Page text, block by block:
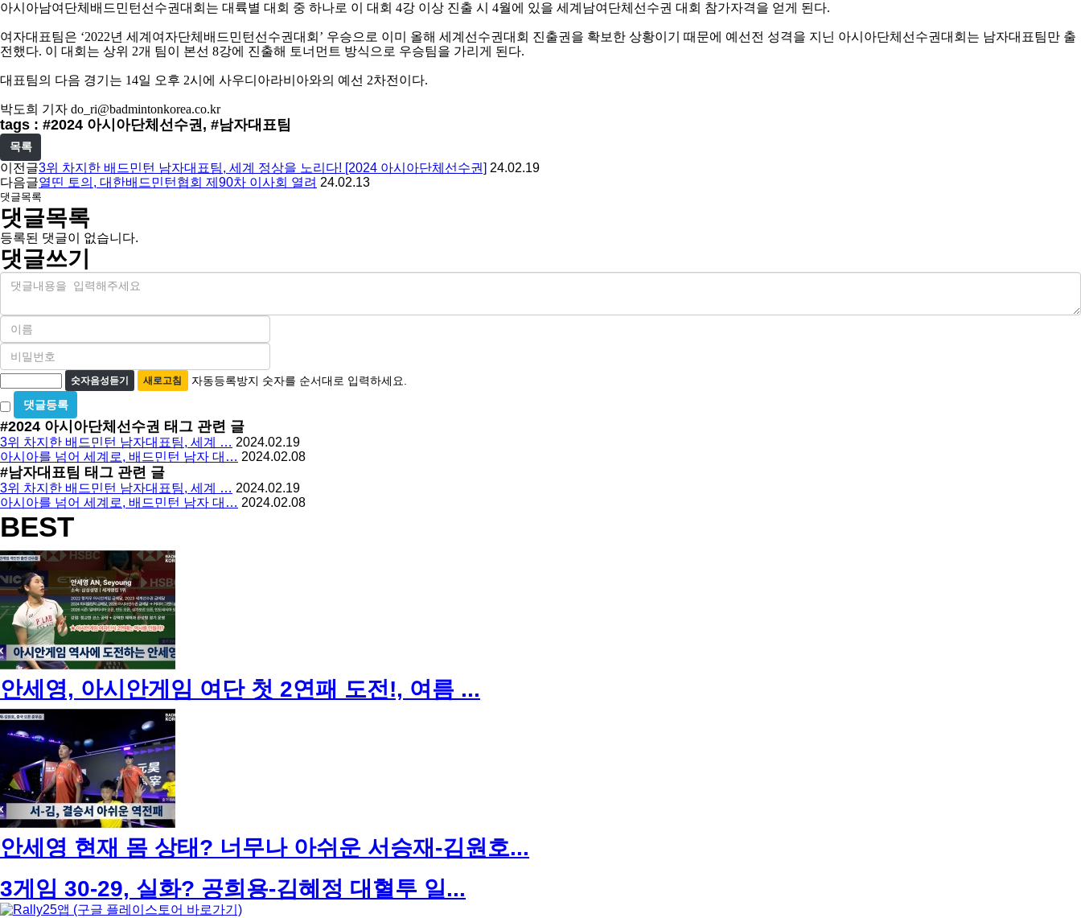
아시아남여단체배드민턴선수권대회는 대륙별 대회 중 하나로 이 대회 4강 이상 진출 시 4월에 있을 세계남여단체선수권 대회 참가자격을 얻게 된다.
여자대표팀은 ‘2022년 세계여자단체배드민턴선수권대회 ’ 우승으로 이미 올해 세계선수권대회 진출권을 확보한 상황이기 때문에 예선전 성격을 지닌 아시아단체선수권대회는 남자대표팀만 출
전했다. 이 대회는 상위 2개 팀이 본선 8강에 진출해 토너먼트 방식으로 우승팀을 가리게 된다.
대표팀의 다음 경기는 14일 오후 2시에 사우디아라비아와의 예선 2차전이다.
박도희 기자 do_ri@badmintonkorea.co.kr
tags : #2024 아시아단체선수권, #남자대표팀
목록
이전글3위 차지한 배드민턴 남자대표팀, 세계 정상을 노리다! [2024 아시아단체선수권] 24.02.19
다음글열띤 토의, 대한배드민턴협회 제90차 이사회 열려 24.02.13
댓글목록
댓글목록
등록된 댓글이 없습니다.
댓글쓰기
내
이
필
수
비
밀
번
호
필
수
자
동
등
록
방
지
숫자음성듣기 새로고침 자동등록방지 숫자를 순서대로 입력하세요.
비
밀
글
사
용
#2024 아시아단체선수권 태그 관련 글
3위 차지한 배드민턴 남자대표팀, 세계 … 2024.02.19
아시아를 넘어 세계로, 배드민턴 남자 대… 2024.02.08
#남자대표팀 태그 관련 글
3위 차지한 배드민턴 남자대표팀, 세계 … 2024.02.19
아시아를 넘어 세계로, 배드민턴 남자 대… 2024.02.08
BEST
안세영, 아시안게임 여단 첫 2연패 도전!, 여름 ...
안세영 현재 몸 상태? 너무나 아쉬운 서승재-김원호...
3게임 30-29, 실화? 공희용-김혜정 대혈투 일...